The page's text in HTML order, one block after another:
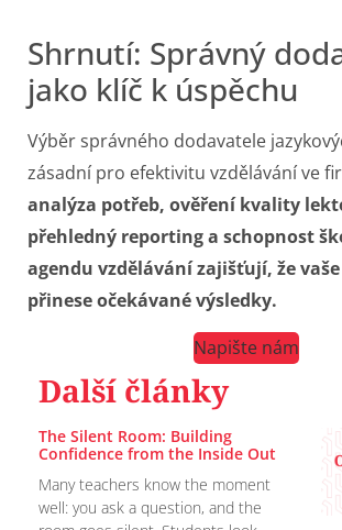
Shrnutí: Správný
jako klíč k úspěchu
Výběr správného dodavatele
zásadní pro efektivitu vzdělávání ve
analýza potřeb, ověření kvality
přehledný reporting a schopnost
agendu vzdělávání zajišťují, že
přinese očekávané výsledky.
Napište nám
Další články
The Silent Room: Building
Confidence from the Inside Out
Many teachers know the moment
well: you ask a question, and the